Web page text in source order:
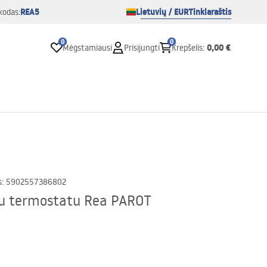
REA5 Lietuvių / EURTinklaraštis
0
Mėgstamiausi Prisijungti
0
Krepšelis: 0,00 €
: 5902557386802
termostatu Rea PAROT